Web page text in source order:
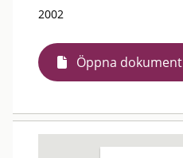
2002
Öppna dokument